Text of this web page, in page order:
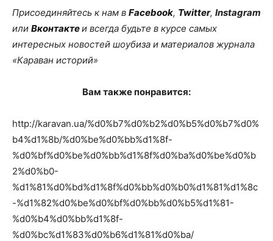
Присоединяйтесь к нам в Facebook, Twitter, Instagram
или Вконтактеи всегда будьте в курсе самых
интересных новостей шоубиза и материалов журнала
«Караван историй»
Вам также понравится:
http://karavan.ua/%d0%b7%d0%b2%d0%b5%d0%b7%d0%
b4%d1%8b/%d0%be%d0%bb%d1%8f-
%d0%bf%d0%be%d0%bb%d1%8f%d0%ba%d0%be%d0%b
2%d0%b0-
%d1%81%d0%bd%d1%8f%d0%bb%d0%b0%d1%81%d1%8c
-%d1%82%d0%be%d0%bf%d0%bb%d0%b5%d1%81-
%d0%b4%d0%bb%d1%8f-
%d0%bc%d1%83%d0%b6%d1%81%d0%ba/